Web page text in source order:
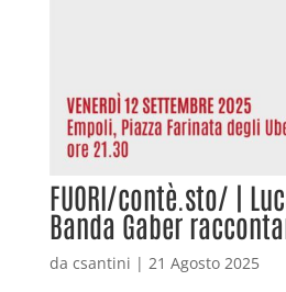
FUORI/contè.sto/ |
Banda Gaber
da csantini | 21 Agosto 2025